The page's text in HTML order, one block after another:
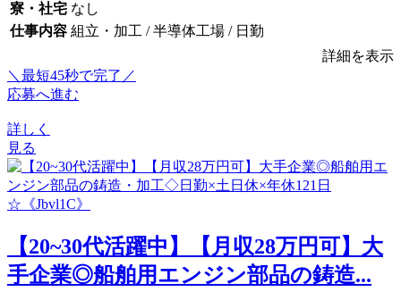
寮・社宅 なし
仕事内容 組立・加工 / 半導体工場 / 日勤
詳細を表示
＼最短45秒で完了／
応募へ進む
詳しく
見る
【20~30代活躍中】【月収28万円可】大
手企業◎船舶用エンジン部品の鋳造...